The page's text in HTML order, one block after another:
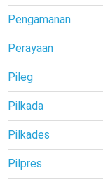
Pengamanan
Perayaan
Pileg
Pilkada
Pilkades
Pilpres